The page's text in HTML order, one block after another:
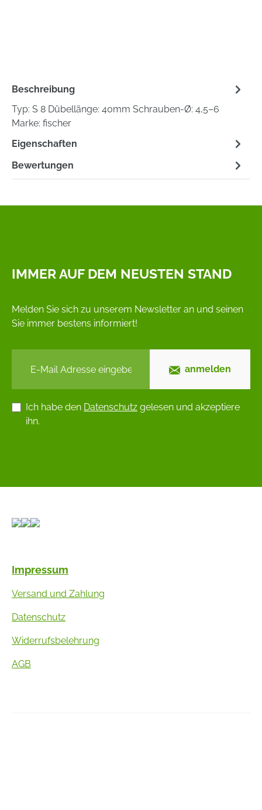
Beschreibung
Typ: S 8 Dübellänge: 40mm Schrauben-Ø: 4,5–6
Marke: fischer
Eigenschaften
Bewertungen
IMMER AUF DEM NEUSTEN STAND
Melden Sie sich zu unserem Newsletter an und seinen
Sie immer bestens informiert!
anmelden
Ich habe den Datenschutz gelesen und akzeptiere
ihn.
Impressum
Versand und Zahlung
Datenschutz
Widerrufsbelehrung
AGB